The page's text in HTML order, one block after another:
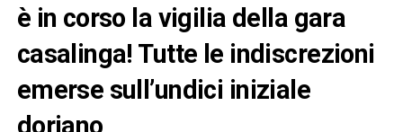
è in corso la vigilia della gara
casalinga! Tutte le indiscrezioni
emerse sull’undici iniziale
doriano